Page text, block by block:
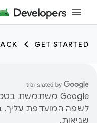
GET STARTED
לשפה המועדפת עליך.
שגיאות.